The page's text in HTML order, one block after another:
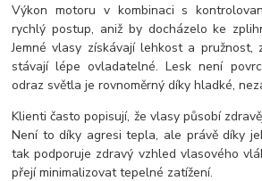
Výkon motoru v kombinaci s
rychlý postup, aniž by docházelo ke
Jemné vlasy získávají lehkost a pružnost,
stávají lépe ovladatelné. Lesk není
odraz světla je rovnoměrný díky hladké,
Klienti často popisují, že vlasy působí
Není to díky agresi tepla, ale právě díky
tak podporuje zdravý vzhled vlasového
přejí minimalizovat tepelné zatížení.